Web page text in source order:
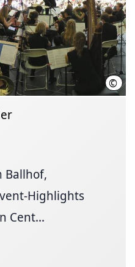
©
Ballhof,
Highlights
Cent...